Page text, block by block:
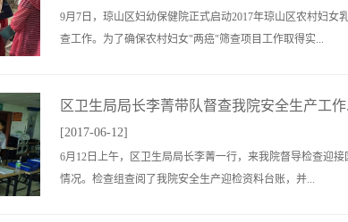
9月7日，琼山区妇幼保健院正式启动2017年琼山区农村妇女
查工作。为了确保农村妇女"两癌"筛查项目工作取得实...
区卫生局局长李菁带队督查我院安全生产工作
[2017-06-12]
6月12日上午，区卫生局局长李菁一行，来我院督导检查迎
情况。检查组查阅了我院安全生产迎检资料台账，并...